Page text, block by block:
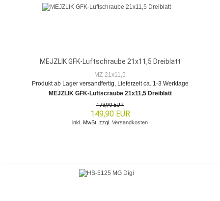
MEJZLIK GFK-Luftschraube 21x11,5 Dreiblatt
MZ-21x11,5
Produkt ab Lager versandfertig, Lieferzeit ca. 1-3 Werktage
MEJZLIK GFK-Luftscraube 21x11,5 Dreiblatt
173,90 EUR
149,90 EUR
inkl. MwSt. zzgl. Versandkosten